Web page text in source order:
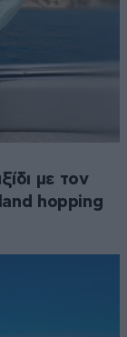
με τον
hopping